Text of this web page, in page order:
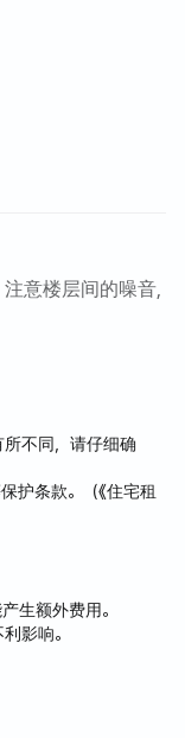
意楼层间的噪音,
不同，请仔细确
护条款。（《住宅租
生额外费用。
影响。